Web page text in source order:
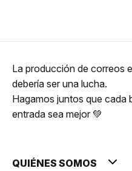
La producción de correos
debería ser una lucha.
Hagamos juntos que cada
entrada sea mejor 💚
QUIÉNES SOMOS